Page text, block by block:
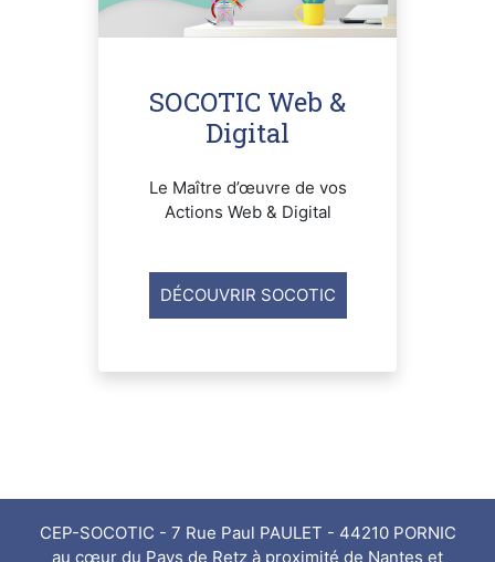
SOCOTIC Web &
Digital
Le Maître d’œuvre de vos
Actions Web & Digital
DÉCOUVRIR SOCOTIC
CEP-SOCOTIC - 7 Rue Paul PAULET - 44210 PORNIC
au cœur du Pays de Retz à proximité de Nantes et